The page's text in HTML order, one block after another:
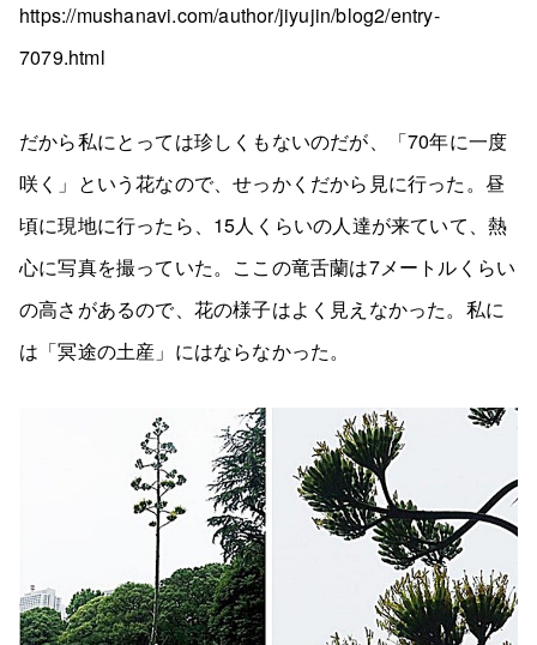
https://mushanavi.com/author/jiyujin/blog2/entry-
7079.html
だから私にとっては珍しくもないのだが、「70年に一度
咲く」という花なので、せっかくだから見に行った。昼
頃に現地に行ったら、15人くらいの人達が来ていて、熱
心に写真を撮っていた。ここの竜舌蘭は7メートルくらい
の高さがあるので、花の様子はよく見えなかった。私に
は「冥途の土産」にはならなかった。